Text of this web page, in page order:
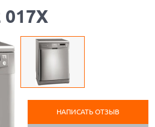
017X
НАПИСАТЬ ОТЗЫВ